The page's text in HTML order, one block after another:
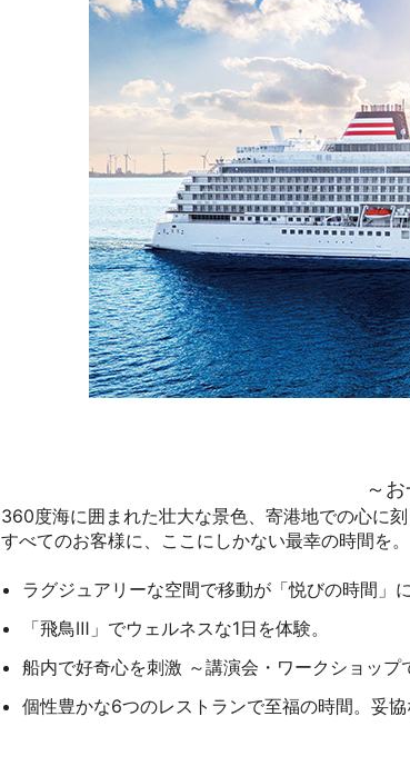
～
360度海に囲まれた壮大な景色、寄港地での心に
すべてのお客様に、ここにしかない最幸の時間を。
ラグジュアリーな空間で移動が「悦びの時間」に
「飛鳥Ⅲ」でウェルネスな1日を体験。
船内で好奇心を刺激 ～講演会・ワークショップ
個性豊かな6つのレストランで至福の時間。妥協